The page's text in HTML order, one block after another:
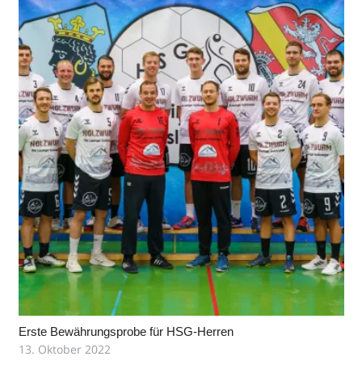
Erste Bewährungsprobe für HSG-Herren
13. Oktober 2022